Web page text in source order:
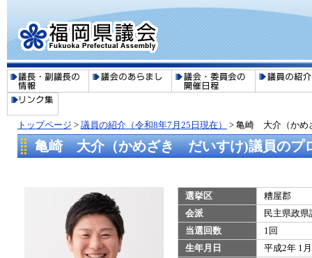
トップページ > 議員の紹介（令和8年7月25日現在） > 亀崎 大介（かめ
亀崎 大介（かめざき だいすけ)議員のプ
選挙区
糟屋郡
会派
民主県政県
当選回数
1回
生年月日
平成2年 1